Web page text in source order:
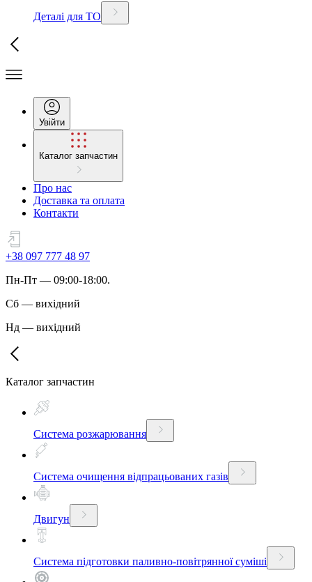
Деталі для ТО
Увійти
Каталог запчастин
Про нас
Доставка та оплата
Контакти
+38 097 777 48 97
Пн-Пт — 09:00-18:00.
Сб — вихідний
Нд — вихідний
Каталог запчастин
Система розжарювання
Система очищення відпрацьованих газів
Двигун
Система підготовки паливно-повітрянної суміші